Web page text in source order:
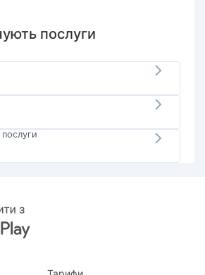
послуги
послуги